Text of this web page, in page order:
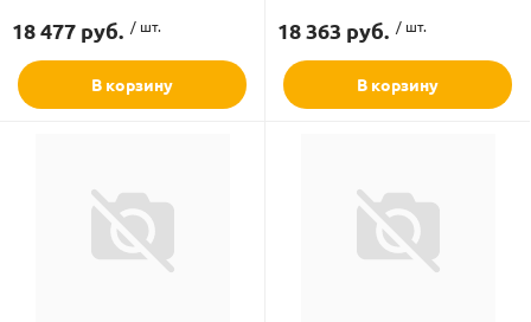
18 477 руб. / шт.
В корзину
18 363 руб. / шт.
В корзину